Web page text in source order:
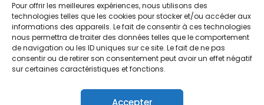
Pour offrir les meilleures expériences, nous utilisons des
technologies telles que les cookies pour stocker et/ou accéder aux
informations des appareils. Le fait de consentir à ces technologies
nous permettra de traiter des données telles que le comportement
de navigation ou les ID uniques sur ce site. Le fait de ne pas
consentir ou de retirer son consentement peut avoir un effet négatif
sur certaines caractéristiques et fonctions.
Accepter
Contactez-nous
Association du droit a l’oubli numérique
13 rue trigance
13002 – Marseille